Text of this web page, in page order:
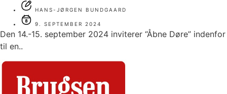
HANS-JØRGEN BUNDGAARD
9. SEPTEMBER 2024
Den 14.-15. september 2024 inviterer “Åbne Døre” indenfor
til en..